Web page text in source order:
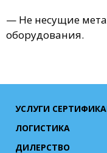
— Не несущие
оборудования.
УСЛУГИ
ЛОГИСТИКА
ДИЛЕРСТВО